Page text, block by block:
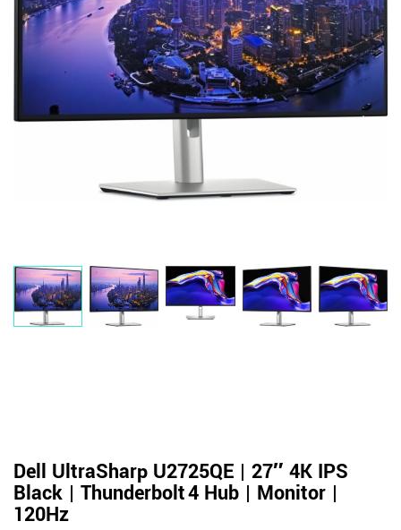
Dell UltraSharp U2725QE | 27″ 4K IPS
Black | Thunderbolt 4 Hub | Monitor |
120Hz